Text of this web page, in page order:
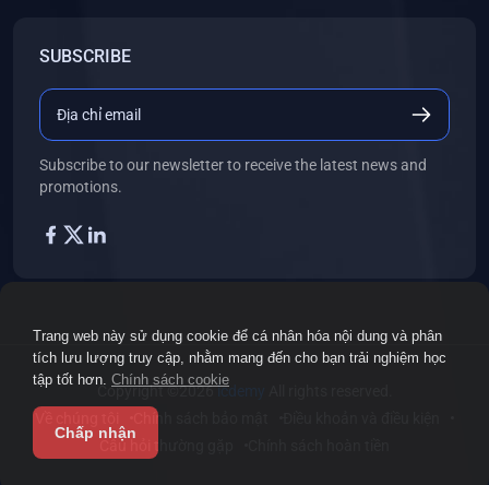
Trang web này sử dụng cookie để cá nhân hóa nội dung và phân
tích lưu lượng truy cập, nhằm mang đến cho bạn trải nghiệm học
tập tốt hơn. Chính sách cookie
Chấp nhận
SUBSCRIBE
Subscribe to our newsletter to receive the latest news and
promotions.
Copyright ©2026icdemy
Chính sách bảo mật
Câu hỏi thường gặp